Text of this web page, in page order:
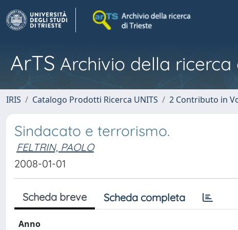
ArTS Archivio della ricerca
IRIS Catalogo Prodotti Ricerca UNITS 2 Contributo in
Sindacato e terrorismo.
FELTRIN, PAOLO
2008-01-01
Scheda breve Scheda completa
Anno